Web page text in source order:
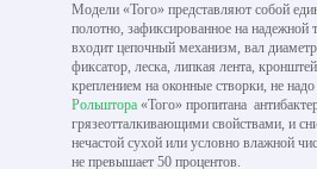
Модели «Того» представляют собой
полотно, зафиксированное на надежной
входит цепочный механизм, вал
фиксатор, леска, липкая лента,
креплением на оконные створки, не
Рольштора «Того» пропитана
грязеотталкивающими свойствами, и
нечастой сухой или условно влажной
не превышает 50 процентов.